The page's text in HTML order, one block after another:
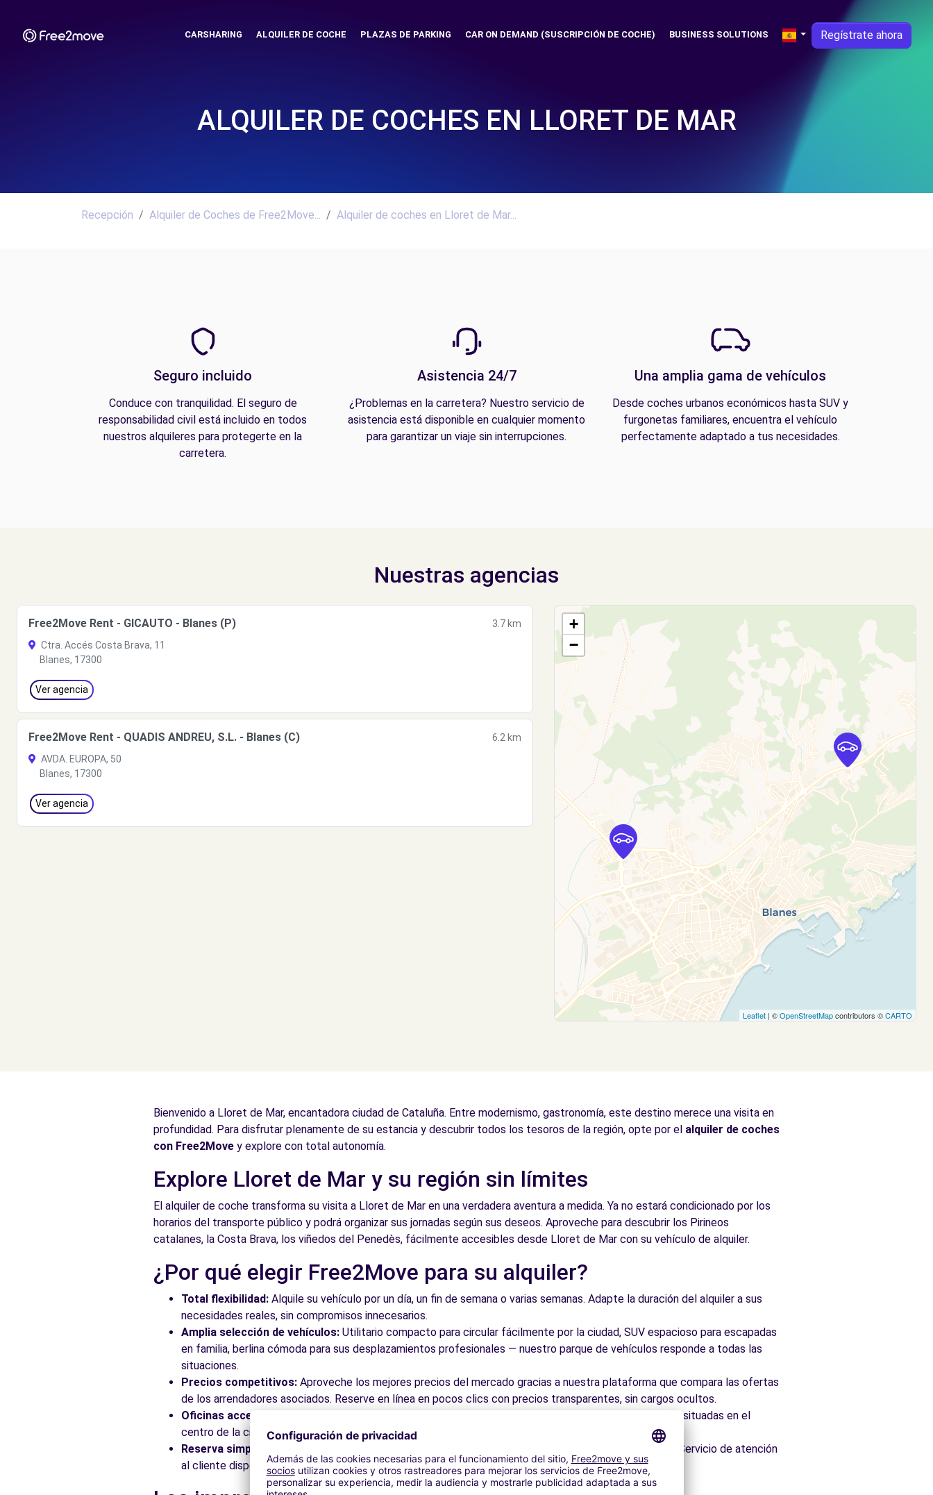
CARSHARING ALQUILER DE COCHE PLAZAS DE PARKING CAR ON DEMAND (SUSCRIPCIÓN DE COCHE) BUSINESS SOLUTIONS Regístrate ahora
ALQUILER DE COCHES EN LLORET DE MAR
Recepción Alquiler de Coches de Free2Move... Alquiler de coches en Lloret de Mar...
Seguro incluido
Conduce con tranquilidad. El seguro de
responsabilidad civil está incluido en todos
nuestros alquileres para protegerte en la
carretera.
Asistencia 24/7
¿Problemas en la carretera? Nuestro servicio de
asistencia está disponible en cualquier momento
para garantizar un viaje sin interrupciones.
Una amplia gama de vehículos
Desde coches urbanos económicos hasta SUV y
furgonetas familiares, encuentra el vehículo
perfectamente adaptado a tus necesidades.
Nuestras agencias
Free2Move Rent - GICAUTO - Blanes (P)
3.7 km
Ctra. Accés Costa Brava, 11
Blanes, 17300
Ver agencia
Free2Move Rent - QUADIS ANDREU, S.L. - Blanes (C)
6.2 km
AVDA. EUROPA, 50
Blanes, 17300
Ver agencia
+
−
Leaflet | ©OpenStreetMapcontributors ©CARTO
Bienvenido a Lloret de Mar, encantadora ciudad de Cataluña. Entre modernismo, gastronomía, este destino merece una visita en
profundidad. Para disfrutar plenamente de su estancia y descubrir todos los tesoros de la región, opte por el alquiler de coches
con Free2Move y explore con total autonomía.
Explore Lloret de Mar y su región sin límites
El alquiler de coche transforma su visita a Lloret de Mar en una verdadera aventura a medida. Ya no estará condicionado por los
horarios del transporte público y podrá organizar sus jornadas según sus deseos. Aproveche para descubrir los Pirineos
catalanes, la Costa Brava, los viñedos del Penedès, fácilmente accesibles desde Lloret de Mar con su vehículo de alquiler.
¿Por qué elegir Free2Move para su alquiler?
Total flexibilidad: Alquile su vehículo por un día, un fin de semana o varias semanas. Adapte la duración del alquiler a sus
necesidades reales, sin compromisos innecesarios.
Amplia selección de vehículos: Utilitario compacto para circular fácilmente por la ciudad, SUV espacioso para escapadas
en familia, berlina cómoda para sus desplazamientos profesionales — nuestro parque de vehículos responde a todas las
situaciones.
Precios competitivos: Aproveche los mejores precios del mercado gracias a nuestra plataforma que compara las ofertas
de los arrendadores asociados. Reserve en línea en pocos clics con precios transparentes, sin cargos ocultos.
Oficinas accesibles:
Recoja su vehículo en una de nuestras numerosas oficinas asociadas, idealmente situadas en el
centro de la ciudad, en estaciones o cerca de los aeropuertos.
Reserva simplificada:
Nuestra plataforma intuitiva le permite reservar su vehículo en pocos minutos. Servicio de atención
al cliente disponible para responder a todas sus preguntas.